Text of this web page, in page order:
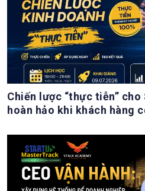
Chiến lược “thực tiễn”
hoàn hảo khi khách hàng